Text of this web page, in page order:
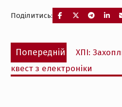
Поділитись:
Навігація
записів
Попередній
Попередній
запис:
ХПІ:
квест з електроніки